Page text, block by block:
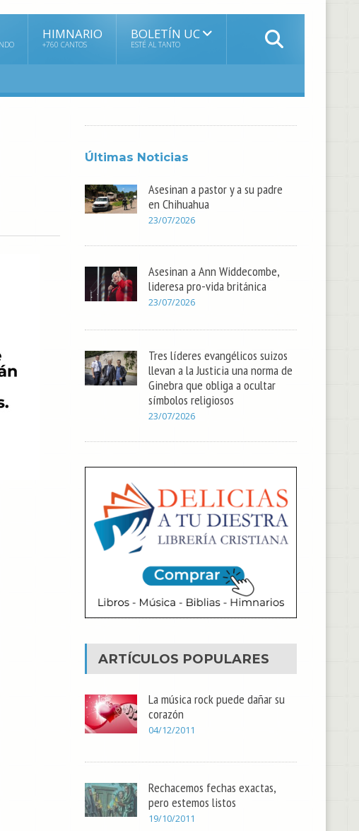
HIMNARIO
+760 CANTOS
BOLETÍN UC
ESTÉ AL TANTO
Últimas Noticias
Asesinan a pastor y a su padre
en Chihuahua
23/07/2026
Asesinan a Ann Widdecombe,
lideresa pro-vida británica
23/07/2026
Tres líderes evangélicos suizos
llevan a la Justicia una norma de
Ginebra que obliga a ocultar
símbolos religiosos
23/07/2026
ARTÍCULOS POPULARES
La música rock puede dañar su
corazón
04/12/2011
Rechacemos fechas exactas,
pero estemos listos
19/10/2011